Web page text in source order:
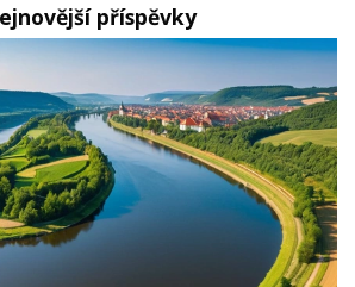
příspěvky